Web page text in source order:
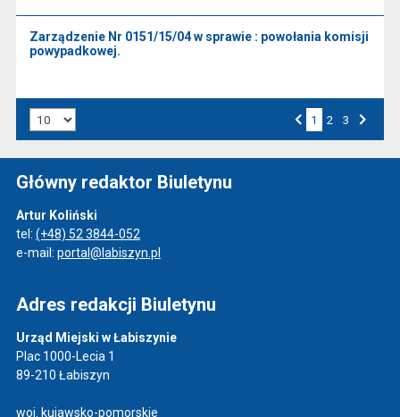
Zarządzenie Nr 0151/15/04 w sprawie : powołania komisji
powypadkowej.
1 2 3
Główny redaktor Biuletynu
Artur Koliński
tel: (+48) 52 3844-052
e-mail: portal@labiszyn.pl
Adres redakcji Biuletynu
Urząd Miejski w Łabiszynie
Plac 1000-Lecia 1
89-210 Łabiszyn
woj. kujawsko-pomorskie